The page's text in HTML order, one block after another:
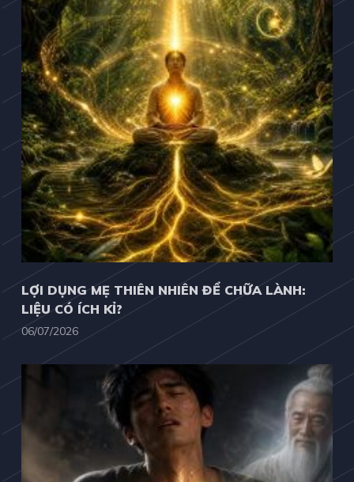
LỢI DỤNG MẸ THIÊN NHIÊN ĐỂ CHỮA LÀNH:
LIỆU CÓ ÍCH KỈ?
06/07/2026